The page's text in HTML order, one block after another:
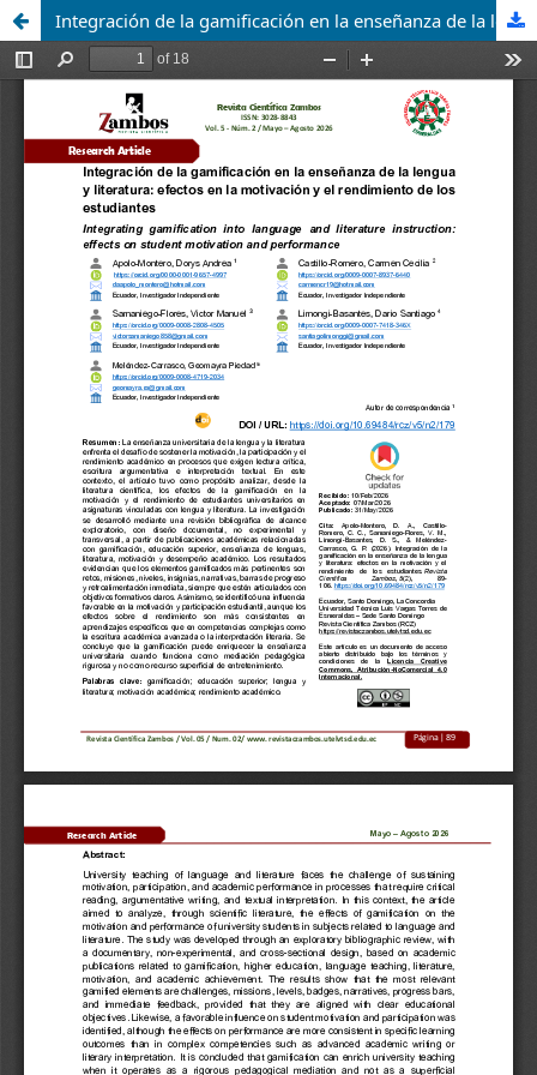
Integración de la gamificación en la enseñanza de la lengua y literatura: efectos en la motivación y el rendimiento de los estudiantes